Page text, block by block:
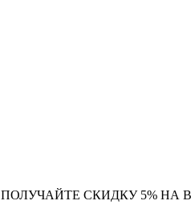
ПОЛУЧАЙТЕ СКИДКУ 5% НА